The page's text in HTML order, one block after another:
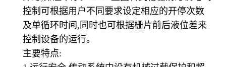
控制可根据用户不同要求设定相应的开停次数
及单循环时间,同时也可根据栅片前后液位差来
控制设备的运行。
主要特点: